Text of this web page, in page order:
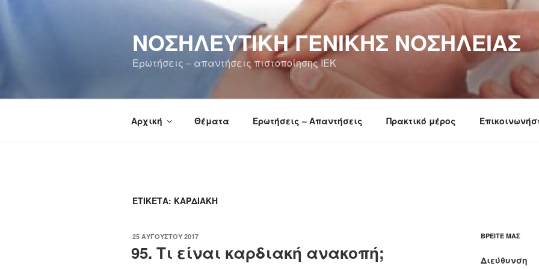
ΝΟΣΗΛΕΥΤΙΚΉ ΓΕΝΙΚΉΣ ΝΟΣΗΛΕΊΑΣ
Ερωτήσεις – απαντήσεις πιστοποίησης ΙΕΚ
Αρχική Θέματα Ερωτήσεις – Απαντήσεις Πρακτικό μέρος
ΕΤΙΚΈΤΑ: ΚΑΡΔΙΑΚΉ
ΔΗΜΟΣΙΕΎΤΗΚΕ
25 ΑΥΓΟΎΣΤΟΥ 2017
95. Τι είναι καρδιακή ανακοπή;
ΒΡΕΊΤΕ ΜΑΣ
Διεύθυνση